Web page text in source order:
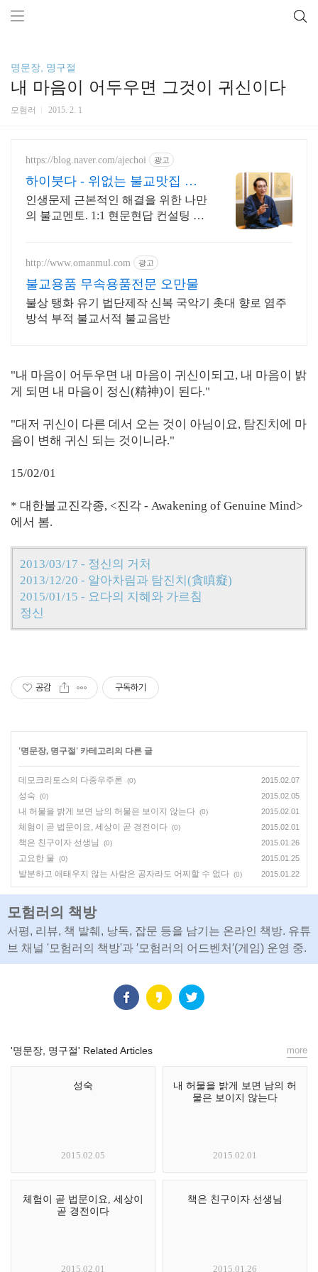
명문장, 명구절
내 마음이 어두우면 그것이 귀신이다
모험러 2015. 2. 1
https://blog.naver.com/ajechoi 광고
하이붓다 - 위없는 불교맛집 지
공선사TV 유튜브 운영
인생문제 근본적인 해결을 위한 나만
의 불교멘토. 1:1 현문현답 컨설팅 바
의 특별한 만남
http://www.omanmul.com 광고
불교용품 무속용품전문 오만물
불상 탱화 유기 법단제작 신복 국악기 촛대 향로 염주
방석 부적 불교서적 불교음반
"내 마음이 어두우면 내 마음이 귀신이되고, 내 마음이 밝
게 되면 내 마음이 정신(精神)이 된다."
"대저 귀신이 다른 데서 오는 것이 아님이요, 탐진치에 마
음이 변해 귀신 되는 것이니라."
15/02/01
* 대한불교진각종, <진각 - Awakening of Genuine Mind>
에서 봄.
2013/03/17 - 정신의 거처
2013/12/20 - 알아차림과 탐진치(貪瞋癡)
2015/01/15 - 요다의 지혜와 가르침
정신
공감 구독하기
'명문장, 명구절' 카테고리의 다른 글
데모크리토스의 다중우주론 (0) 2015.02.07
성숙 (0) 2015.02.05
내 허물을 밝게 보면 남의 허물은 보이지 않는다 (0) 2015.02.01
체험이 곧 법문이요, 세상이 곧 경전이다 (0) 2015.02.01
책은 친구이자 선생님 (0) 2015.01.26
고요한 물 (0) 2015.01.25
발분하고 애태우지 않는 사람은 공자라도 어찌할 수 없다 (0) 2015.01.22
모험러의 책방
서평, 리뷰, 책 발췌, 낭독, 잡문 등을 남기는 온라인 책방. 유튜
브 채널 '모험러의 책방'과 ′모험러의 어드벤처′(게임) 운영 중.
'명문장, 명구절' Related Articles
성숙
2015.02.05
내 허물을 밝게 보면 남의 허
물은 보이지 않는다
2015.02.01
체험이 곧 법문이요, 세상이
곧 경전이다
2015.02.01
책은 친구이자 선생님
2015.01.26
more